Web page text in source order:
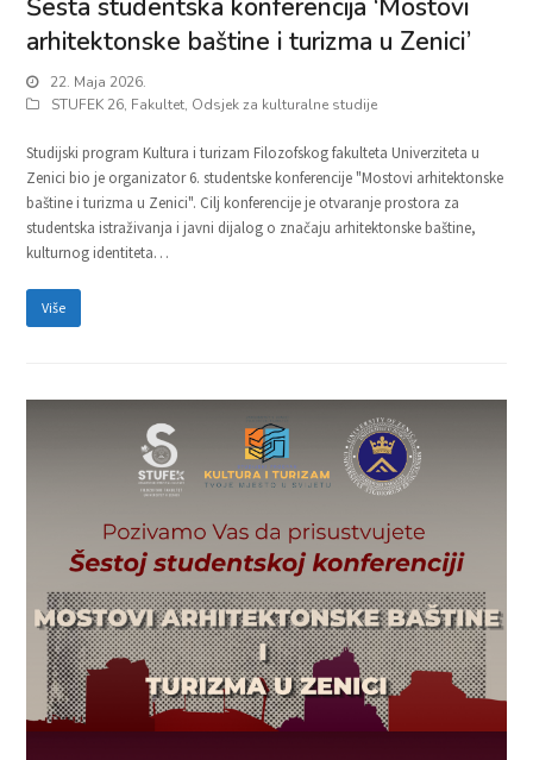
Šesta studentska konferencija ‘Mostovi
arhitektonske baštine i turizma u Zenici’
22. Maja 2026.
STUFEK 26, Fakultet, Odsjek za kulturalne studije
Studijski program Kultura i turizam Filozofskog fakulteta Univerziteta u
Zenici bio je organizator 6. studentske konferencije "Mostovi arhitektonske
baštine i turizma u Zenici". Cilj konferencije je otvaranje prostora za
studentska istraživanja i javni dijalog o značaju arhitektonske baštine,
kulturnog identiteta…
Više